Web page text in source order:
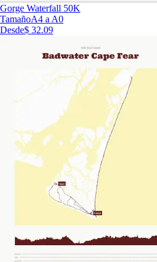
Gorge Waterfall 50K
TamañoA4 a A0
Desde$ 32.09